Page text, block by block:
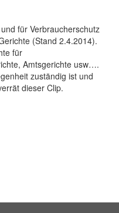
für Verbraucherschutz
(Stand 2.4.2014).
für
Amtsgerichte usw….
zuständig ist und
dieser Clip.